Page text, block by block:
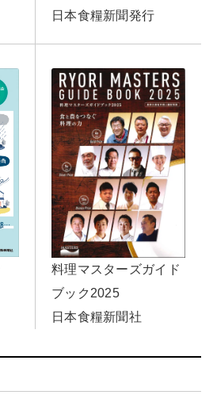
日本食糧新聞発行
料理マスターズガイド
ブック2025
日本食糧新聞社